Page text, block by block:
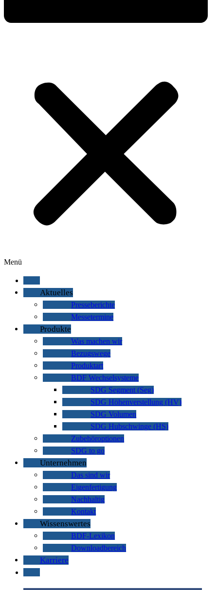
Menü
Aktuelles
Presseberichte
Messetermine
Produkte
Was machen wir
Bezugswege
Produktart
BDF Wechselsysteme
SDG Segment (Seg)
SDG Höhenverstellung (HV)
SDG Volumen
SDG Hubschwinge (HS)
Zubehöroptionen
SDG to go
Unternehmen
Das sind wir
Eigenfertigung
Nachhaltig
Kontakt
Wissenswertes
BDF-Lexikon
Downloadbereich
Karriere